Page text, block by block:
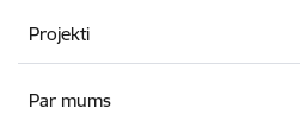
Projekti
Par mums